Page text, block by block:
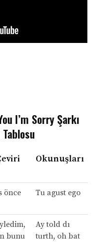
I’m Sorry Şarkı
Okunuşları
önce Tu agust ego
bunu
Ay told dı
turth, oh bat